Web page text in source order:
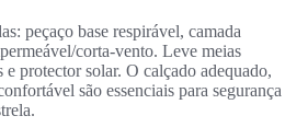
peçaço base respirável, camada
corta-vento. Leve meias
e protector solar. O calçado adequado,
são essenciais para segurança